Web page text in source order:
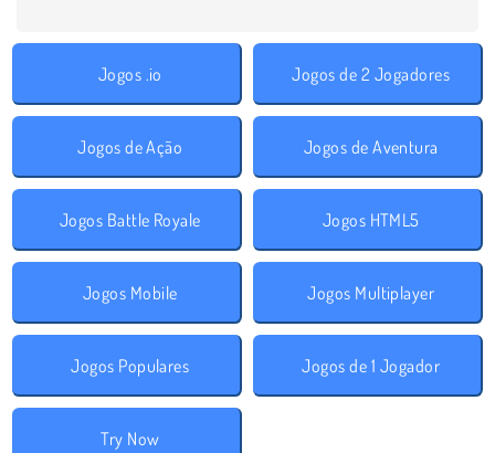
Jogos .io Jogos de 2 Jogadores
Jogos de Ação Jogos de Aventura
Jogos Battle Royale Jogos HTML5
Jogos Mobile Jogos Multiplayer
Jogos Populares Jogos de 1 Jogador
Try Now